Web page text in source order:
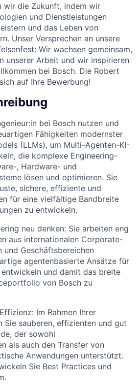
wir die Zukunft, indem wir
und Dienstleistungen
und das Leben von
Unser Versprechen an unsere
Wir wachsen gemeinsam,
unserer Arbeit und wir inspirieren
bei Bosch. Die Robert
auf Ihre Bewerbung!
bei Bosch nutzen und
Fähigkeiten modernster
(LLMs), um Multi-Agenten-KI-
die komplexe Engineering-
, Hardware- und
lösen und optimieren. Sie
sichere, effiziente und
für eine vielfältige Bandbreite
zu entwickeln.
neu denken: Sie arbeiten eng
aus internationalen Corporate-
und Geschäftsbereichen
agentenbasierte Ansätze für
und damit das breite
von Bosch zu
Im Rahmen Ihrer
Sie sauberen, effizienten und gut
der sowohl
als auch den Transfer von
Anwendungen unterstützt.
Sie Best Practices und